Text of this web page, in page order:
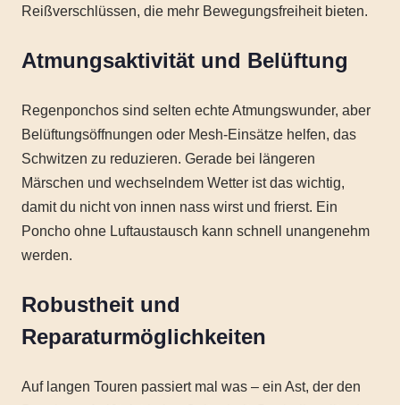
Reißverschlüssen, die mehr Bewegungsfreiheit bieten.
Atmungsaktivität und Belüftung
Regenponchos sind selten echte Atmungswunder, aber
Belüftungsöffnungen oder Mesh-Einsätze helfen, das
Schwitzen zu reduzieren. Gerade bei längeren
Märschen und wechselndem Wetter ist das wichtig,
damit du nicht von innen nass wirst und frierst. Ein
Poncho ohne Luftaustausch kann schnell unangenehm
werden.
Robustheit und
Reparaturmöglichkeiten
Auf langen Touren passiert mal was – ein Ast, der den